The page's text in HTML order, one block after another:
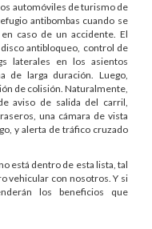
automóviles de turismo de
antibombas cuando se
caso de un accidente. El
antibloqueo, control de
laterales en los asientos
de larga duración. Luego,
de colisión. Naturalmente,
aviso de salida del carril,
una cámara de vista
y alerta de tráfico cruzado
está dentro de esta lista, tal
vehicular con nosotros. Y si
los beneficios que